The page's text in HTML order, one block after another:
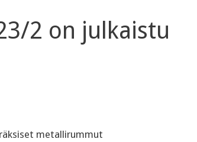
2 on julkaistu
metallirummut